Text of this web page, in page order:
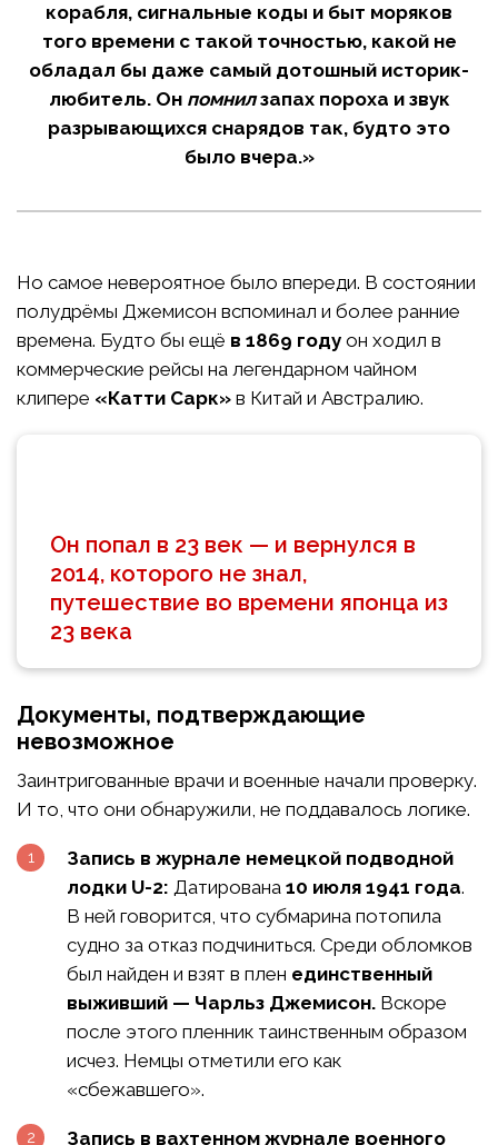
корабля, сигнальные коды и быт моряков
того времени с такой точностью, какой не
обладал бы даже самый дотошный историк-
любитель. Он помнилзапах пороха и звук
разрывающихся снарядов так, будто это
было вчера.»
Но самое невероятное было впереди. В состоянии
полудрёмы Джемисон вспоминал и более ранние
времена. Будто бы ещё в 1869 году он ходил в
коммерческие рейсы на легендарном чайном
клипере «Катти Сарк» в Китай и Австралию.
Он попал в 23 век — и вернулся в
2014, которого не знал,
путешествие во времени японца из
23 века
Документы, подтверждающие
невозможное
Заинтригованные врачи и военные начали проверку.
И то, что они обнаружили, не поддавалось логике.
Запись в журнале немецкой подводной
лодки U-2: Датирована 10 июля 1941 года.
В ней говорится, что субмарина потопила
судно за отказ подчиниться. Среди обломков
был найден и взят в плен единственный
выживший — Чарльз Джемисон. Вскоре
после этого пленник таинственным образом
исчез. Немцы отметили его как
«сбежавшего».
Запись в вахтенном журнале военного